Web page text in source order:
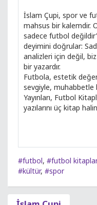
İslam Çupi, spor ve
mahsus bir kalemdir.
sadece futbol
deyimini doğrular:
analizleri için değil,
bir yazardır.
Futbola, estetik
sevgiyle, muhabbetle
Yayınları, Futbol
yazılarını üç kitap
#futbol, #futbol
#kültür, #spor